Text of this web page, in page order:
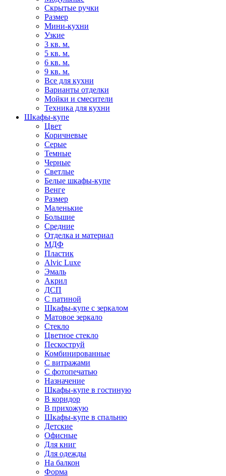
Скрытые ручки
Размер
Мини-кухни
Узкие
3 кв. м.
5 кв. м.
6 кв. м.
9 кв. м.
Все для кухни
Варианты отделки
Мойки и смесители
Техника для кухни
Шкафы-купе
Цвет
Коричневые
Серые
Темные
Черные
Светлые
Белые шкафы-купе
Венге
Размер
Маленькие
Большие
Средние
Отделка и материал
МДФ
Пластик
Alvic Luxe
Эмаль
Акрил
ДСП
С патиной
Шкафы-купе с зеркалом
Матовое зеркало
Стекло
Цветное стекло
Пескоструй
Комбинированные
С витражами
С фотопечатью
Назначение
Шкафы-купе в гостиную
В коридор
В прихожую
Шкафы-купе в спальню
Детские
Офисные
Для книг
Для одежды
На балкон
Форма